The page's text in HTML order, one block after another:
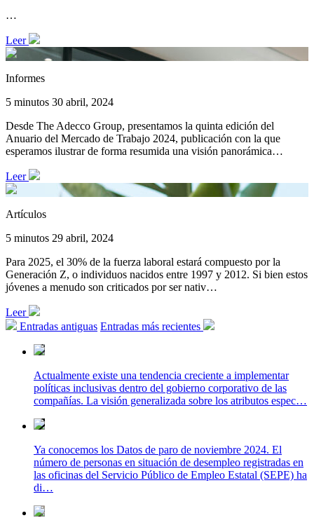
…
Leer
Informes
5 minutos 30 abril, 2024
Desde The Adecco Group, presentamos la quinta edición del
Anuario del Mercado de Trabajo 2024, publicación con la que
esperamos ilustrar de forma resumida una visión panorámica…
Leer
Artículos
5 minutos 29 abril, 2024
Para 2025, el 30% de la fuerza laboral estará compuesto por la
Generación Z, o individuos nacidos entre 1997 y 2012. Si bien estos
jóvenes a menudo son criticados por ser nativ…
Leer
Entradas antiguas Entradas más recientes
Actualmente existe una tendencia creciente a implementar
políticas inclusivas dentro del gobierno corporativo de las
compañías. La visión generalizada sobre los atributos espec…
Ya conocemos los Datos de paro de noviembre 2024. El
número de personas en situación de desempleo registradas en
las oficinas del Servicio Público de Empleo Estatal (SEPE) ha
di…